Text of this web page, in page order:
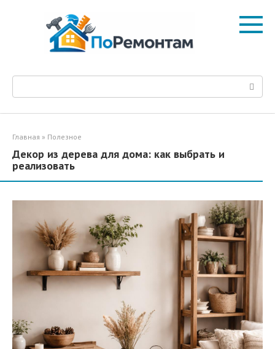
Поиск:
Главная » Полезное
Декор из дерева для дома: как выбрать и
реализовать